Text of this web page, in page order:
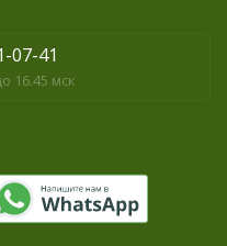
07-41
16.45 мск